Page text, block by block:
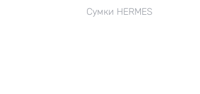
Сумки HERMES